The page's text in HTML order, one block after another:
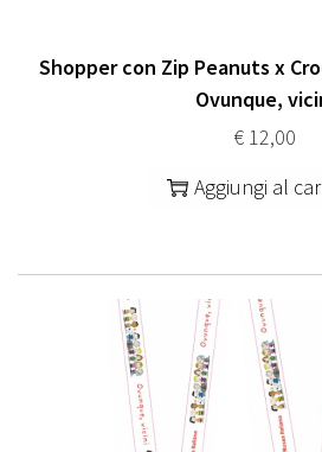
Shopper con Zip Peanuts x
Ovunque,
€12,00
Aggiungi al